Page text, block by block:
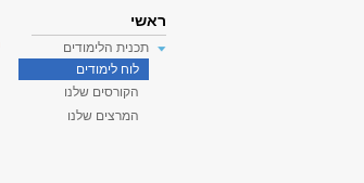
ראשי
תכנית הלימודים
לוח לימודים
הקורסים שלנו
המרצים שלנו